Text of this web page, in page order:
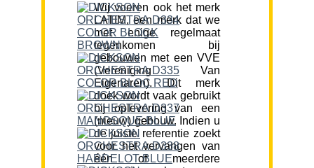
Wij voeren ook het merk
LATIM, een merk dat we
met enige regelmaat
tegenkomen bij
gebouwen met een VVE
(Vereniging Van
Eigenaren). Dit merk
doek wordt vaak gebruikt
bij oplevering van een
(nieuw) gebouw. Indien u
de juiste referentie zoekt
voor het vervangen van
één of meerdere